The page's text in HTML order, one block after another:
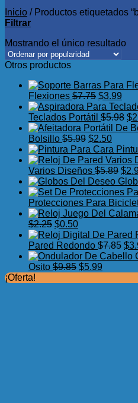
Inicio /Productos etiquetados
Filtrar
Mostrando el único resultado
Otros productos
Flexiones $7.75 El
precio
original
era:
$7.75.
$3.99
es:
Teclados Portátil $5.98 El
$
Bolsillo $5.99 El
precio
original
era:
$5.99.
$2.50El
precio
actual
es:
$2.50.
Varios Diseños $5.89 El
era:
$
Protecciones Para
$2.25 El
precio
original
era:
$2.25.
$0.50El
precio
actual
es:
$0.50.
Pared Redondo $7.85 El
$
Osito $9.85 El
$5.99
¡Oferta!